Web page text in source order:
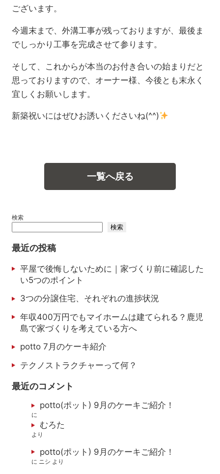
ございます。
今週末まで、外溝工事が残っておりますが、最後ま
でしっかり工事を完成させて参ります。
そして、これからが本当のお付き合いの始まりだと
思っておりますので、オーナー様、今後とも末永く
宜しくお願いします。
新築祝いにはぜひお誘いくださいね(^^)
一覧へ戻る
検索
検索
最近の投稿
平屋で後悔しないために｜家づくり前に確認した
い5つのポイント
3つの分譲住宅、それぞれの進捗状況
年収400万円でもマイホームは建てられる？鹿児
島で家づくりを考えている方へ
potto 7月のケーキ紹介
テクノストラクチャーって何？
最近のコメント
potto(ポット) 9月のケーキご紹介！
に
むろた
より
potto(ポット) 9月のケーキご紹介！
に ニシ より